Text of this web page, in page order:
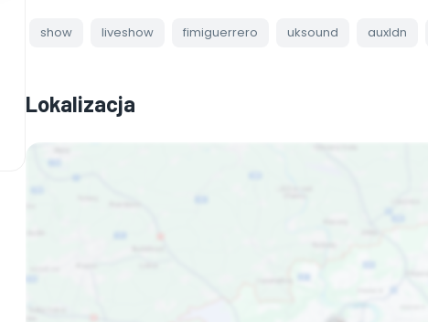
show liveshow fimiguerrero uksound auxldn
Lokalizacja